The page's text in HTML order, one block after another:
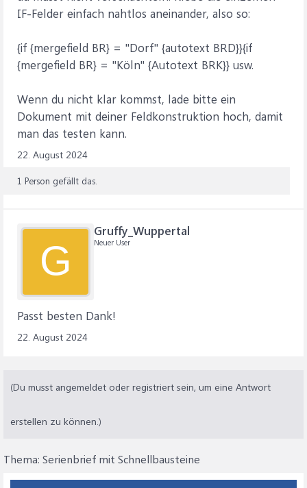
IF-Felder einfach nahtlos aneinander, also so:
{if {mergefield BR} = "Dorf" {autotext BRD}}{if
{mergefield BR} = "Köln" {Autotext BRK}} usw.
Wenn du nicht klar kommst, lade bitte ein
Dokument mit deiner Feldkonstruktion hoch, damit
man das testen kann.
22. August 2024
1 Person gefällt das.
G
Gruffy_Wuppertal
Neuer User
Passt besten Dank!
22. August 2024
(Du musst angemeldet oder registriert sein, um eine Antwort
erstellen zu können.)
Thema: Serienbrief mit Schnellbausteine